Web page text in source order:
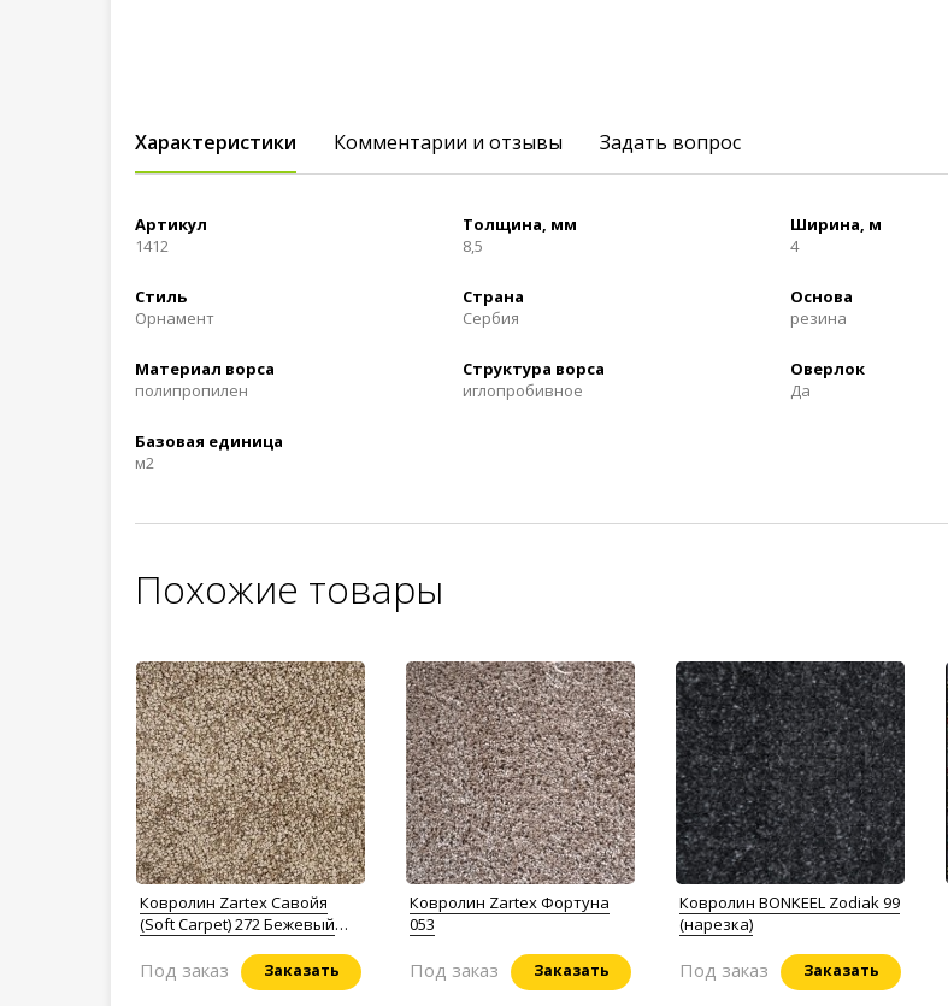
Характеристики Комментарии и отзывы Задать вопрос
Артикул
1412
Толщина, мм
8,5
Ширина, м
4
Стиль
Орнамент
Страна
Сербия
Основа
резина
Материал ворса
полипропилен
Структура ворса
иглопробивное
Оверлок
Да
Базовая единица
м2
Похожие товары
Ковролин Zartex Савойя
(Soft Carpet) 272 Бежевый
Заказать
Под заказ
Ковролин Zartex Фортуна
053
Заказать
Под заказ
Ковролин BONKEEL Zodiak 99
(нарезка)
Заказать
Под заказ